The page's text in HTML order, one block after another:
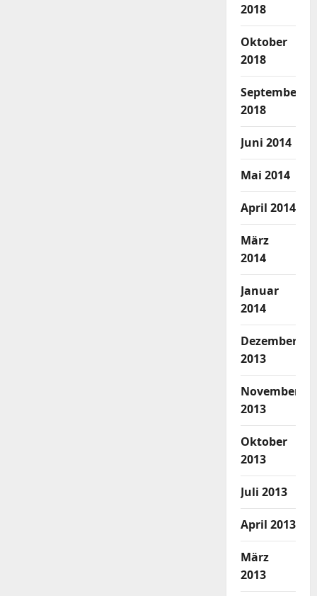
2018
Oktober
2018
September
2018
Juni 2014
Mai 2014
April 2014
März
2014
Januar
2014
Dezember
2013
November
2013
Oktober
2013
Juli 2013
April 2013
März
2013